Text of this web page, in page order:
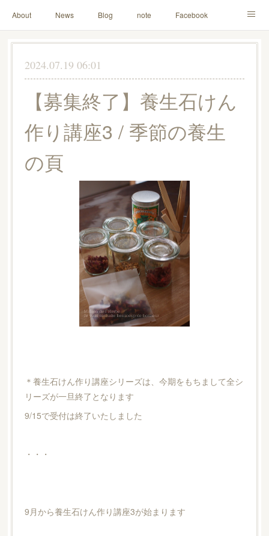
About News Blog note Facebook
Instagram Lesson Menu Schedule Contact
2024.07.19 06:01
【募集終了】養生石けん
作り講座3 / 季節の養生
の頁
＊養生石けん作り講座シリーズは、今期をもちまして全シ
リーズが一旦終了となります
9/15で受付は終了いたしました
・・・
9月から養生石けん作り講座3が始まります